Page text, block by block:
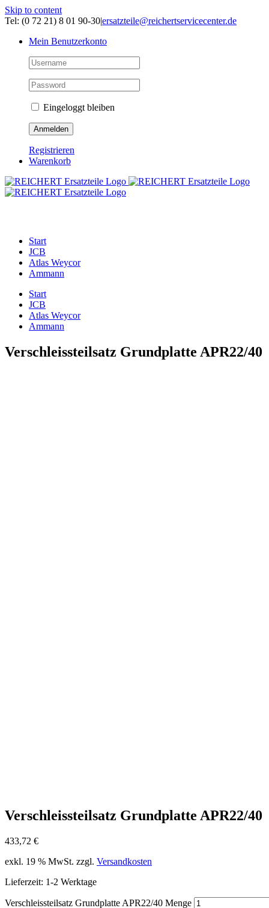
Skip to content
Tel: (0 72 21) 8 01 90-30|ersatzteile@reichertservicecenter.de
Mein Benutzerkonto
Eingeloggt bleiben
Registrieren
Warenkorb
Start
JCB
Atlas Weycor
Ammann
Start
JCB
Atlas Weycor
Ammann
Verschleissteilsatz Grundplatte APR22/40
Verschleissteilsatz Grundplatte APR22/40
433,72 €
exkl. 19 % MwSt. zzgl. Versandkosten
Lieferzeit: 1-2 Werktage
Verschleissteilsatz Grundplatte APR22/40 Menge